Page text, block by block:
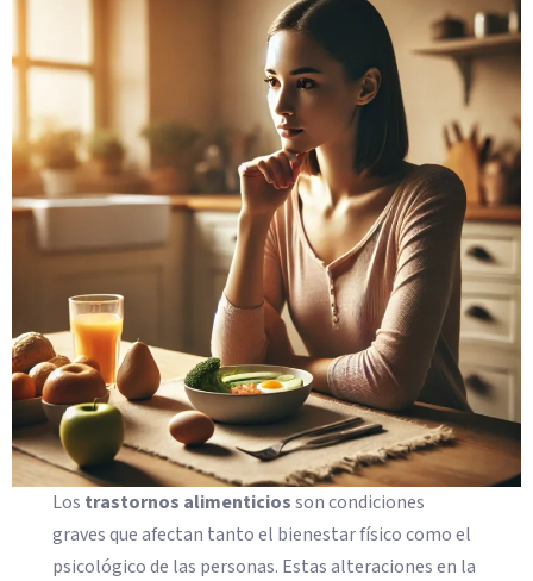
Los trastornos alimenticiosson condiciones
graves que afectan tanto el bienestar físico como el
psicológico de las personas. Estas alteraciones en la